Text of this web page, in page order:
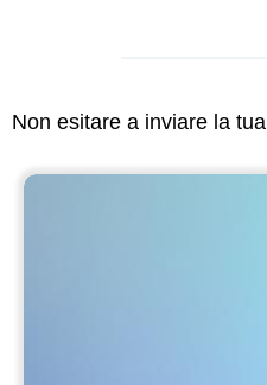
Non esitare a inviare la